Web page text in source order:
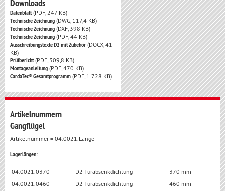
Downloads
Datenblatt(PDF, 247 KB)
Technische Zeichnung (DWG, 117,4 KB)
Technische Zeichnung (DXF, 398 KB)
Technische Zeichnung (PDF, 44 KB)
Ausschreibungstexte D2 mit Zubehör (DOCX, 41
KB)
Prüfbericht(PDF, 309,8 KB)
Montageanleitung (PDF, 470 KB)
CardaTec® Gesamtprogramm (PDF, 1.728 KB)
Artikelnummern
Gangflügel
Artikelnummer = 04.0021.Länge
Lagerlängen:
04.0021.0370 D2 Türabsenkdichtung
370 mm
04.0021.0460
D2 Türabsenkdichtung
460 mm